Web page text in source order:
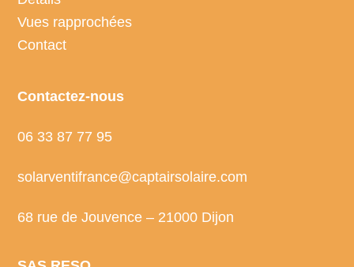
Vues rapprochées
Contact
Contactez-nous
06 33 87 77 95
solarventifrance@captairsolaire.com
68 rue de Jouvence – 21000 Dijon